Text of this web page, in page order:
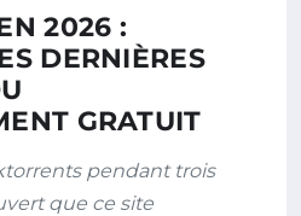
2026 :
DERNIÈRES
GRATUIT
pendant trois
que ce site